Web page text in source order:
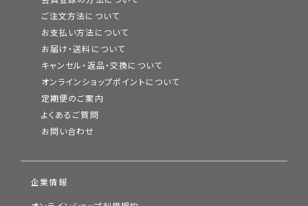
ご注文方法について
お支払い方法について
お届け・送料について
キャンセル・返品・交換について
オンラインショップポイントについて
定期便のご案内
よくあるご質問
お問い合わせ
企業情報